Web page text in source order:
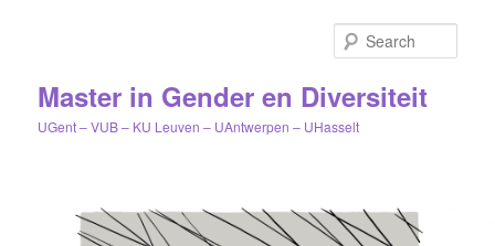
Master in Gender en Diversiteit
UGent – VUB – KU Leuven – UAntwerpen – UHasselt